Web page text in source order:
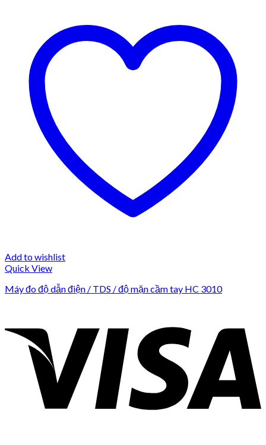
Add to wishlist
Quick View
Máy đo độ dẫn điện / TDS / độ mặn cầm tay HC 3010